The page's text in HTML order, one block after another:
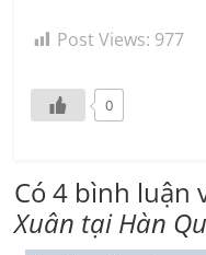
Post Views: 977
0
Có 4 bình luận
Xuân tại Hàn